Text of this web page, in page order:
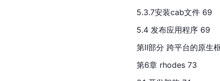
5.3.7安装cab文件 69
5.4 发布应用程序 69
第Ⅱ部分 跨平台的原生
第6章 rhodes 73